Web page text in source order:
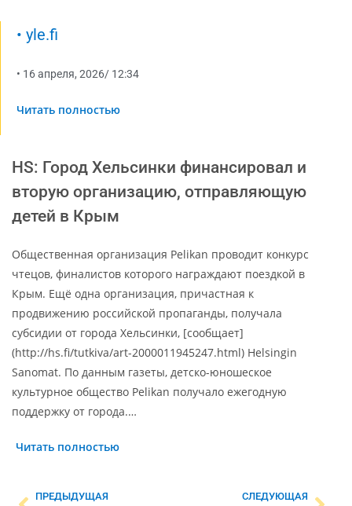
• yle.fi
• 16 апреля, 2026/ 12:34
Читать полностью
HS: Город Хельсинки финансировал и
вторую организацию, отправляющую
детей в Крым
Общественная организация Pelikan проводит конкурс
чтецов, финалистов которого награждают поездкой в
Крым. Ещё одна организация, причастная к
продвижению российской пропаганды, получала
субсидии от города Хельсинки, [сообщает]
(http://hs.fi/tutkiva/art-2000011945247.html) Helsingin
Sanomat. По данным газеты, детско-юношеское
культурное общество Pelikan получало ежегодную
поддержку от города.…
Читать полностью
ПРЕДЫДУЩАЯ СЛЕДУЮЩАЯ